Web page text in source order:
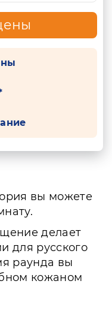
вы можете
делает
для русского
раунда вы
кожаном